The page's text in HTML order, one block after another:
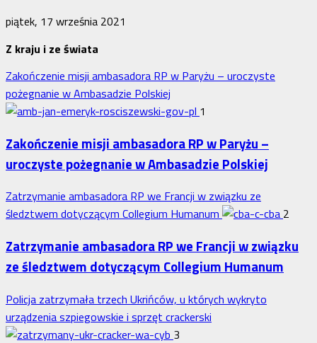
piątek, 17 września 2021
Z kraju i ze świata
Zakończenie misji ambasadora RP w Paryżu – uroczyste
pożegnanie w Ambasadzie Polskiej
1
Zakończenie misji ambasadora RP w Paryżu –
uroczyste pożegnanie w Ambasadzie Polskiej
Zatrzymanie ambasadora RP we Francji w związku ze
śledztwem dotyczącym Collegium Humanum
2
Zatrzymanie ambasadora RP we Francji w związku
ze śledztwem dotyczącym Collegium Humanum
Policja zatrzymała trzech Ukrińców, u których wykryto
urządzenia szpiegowskie i sprzęt crackerski
3